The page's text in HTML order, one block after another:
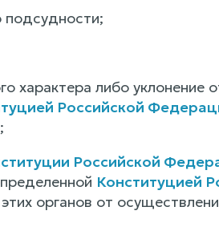
подсудности;
характера либо уклонение
Российской
Российской
Конституцией
органов от